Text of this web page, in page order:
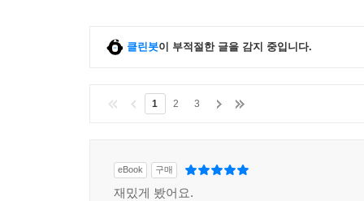
클린봇이 부적절한 글을 감지 중입니다.
1 2 3
eBook 구매
재밌게 봤어요.